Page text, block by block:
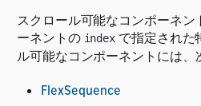
スクロール可能なコンポーネ
ーネントの index で指定された
ル可能なコンポーネントには、
FlexSequence